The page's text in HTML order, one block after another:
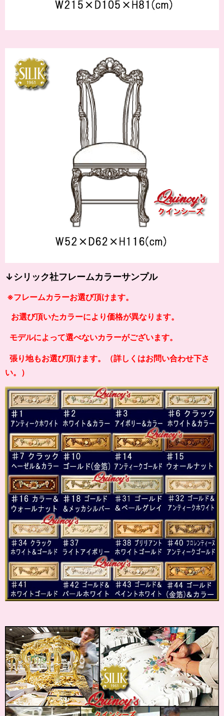
↓シリック社フレームカラーサンプル
※フレームカラーお選び頂けます。
お選び頂いたカラーにより価格が異なります。
モデルによって選べないカラーがございます。
張り地もお選び頂けます。（詳しくはお問い合わせ下さ
い。）